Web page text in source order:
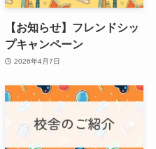
【お知らせ】フレンドシッ
プキャンペーン
2026年4月7日